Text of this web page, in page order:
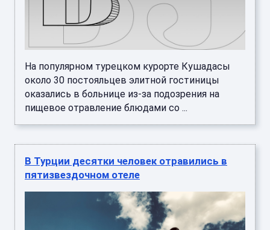
На популярном турецком курорте Кушадасы
около 30 постояльцев элитной гостиницы
оказались в больнице из-за подозрения на
пищевое отравление блюдами со ...
В Турции десятки человек отравились в
пятизвездочном отеле